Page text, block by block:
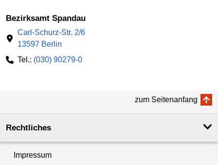
Bezirksamt Spandau
Carl-Schurz-Str. 2/6
13597 Berlin
Tel.: (030) 90279-0
zum Seitenanfang
Rechtliches
Impressum